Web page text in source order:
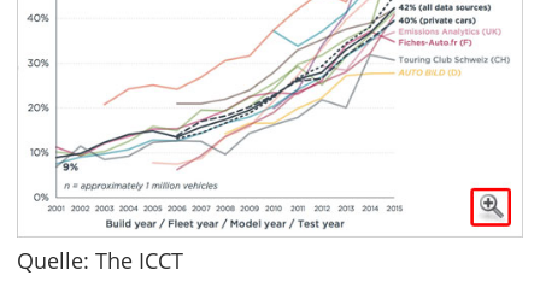
Quelle: The ICCT